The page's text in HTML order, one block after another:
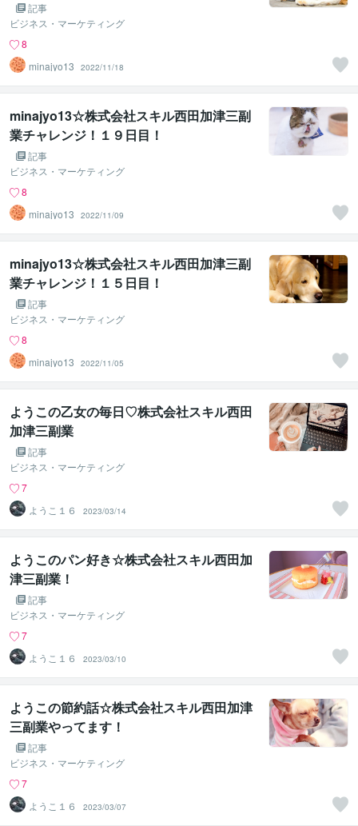
記事
ビジネス・マーケティング
8
minajyo13
2022/11/18
minajyo13☆株式会社スキル西田加津三副
業チャレンジ！１９日目！
記事
ビジネス・マーケティング
8
minajyo13
2022/11/09
minajyo13☆株式会社スキル西田加津三副
業チャレンジ！１５日目！
記事
ビジネス・マーケティング
8
minajyo13
2022/11/05
ようこの乙女の毎日♡株式会社スキル西田
加津三副業
記事
ビジネス・マーケティング
7
ようこ１６
2023/03/14
ようこのパン好き☆株式会社スキル西田加
津三副業！
記事
ビジネス・マーケティング
7
ようこ１６
2023/03/10
ようこの節約話☆株式会社スキル西田加津
三副業やってます！
記事
ビジネス・マーケティング
7
ようこ１６
2023/03/07